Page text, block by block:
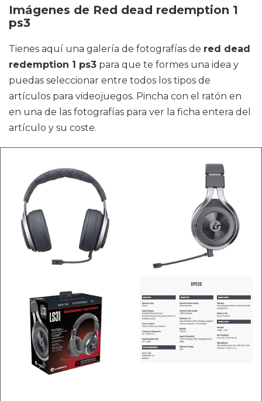
Imágenes de Red dead redemption 1
ps3
Tienes aquí una galería de fotografías de red dead
redemption 1 ps3 para que te formes una idea y
puedas seleccionar entre todos los tipos de
artículos para videojuegos. Pincha con el ratón en
en una de las fotografías para ver la ficha entera del
artículo y su coste.